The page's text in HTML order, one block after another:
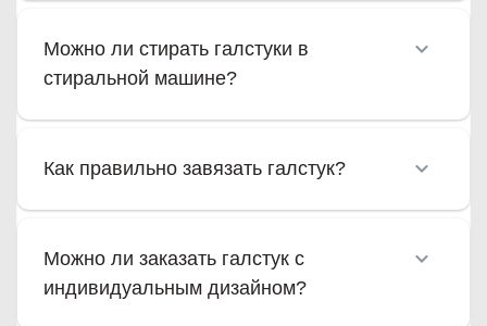
Можно ли стирать галстуки в
стиральной машине?
Как правильно завязать галстук?
Можно ли заказать галстук с
индивидуальным дизайном?